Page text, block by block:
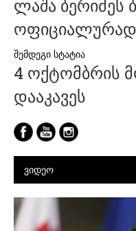
ლაშა ბერიძეს
ოფიციალურად
4 ოქტომბრის
დააკავეს
ᲕᲘᲓᲔᲝ